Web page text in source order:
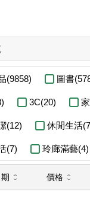
(9858) 圖書
3C(20)
(12) 休閒生活
(7) 玲廊滿藝(4)
價格